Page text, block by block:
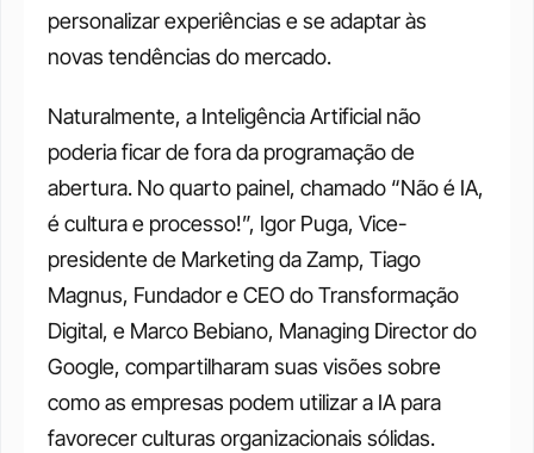
personalizar experiências e se adaptar às
novas tendências do mercado.
Naturalmente, a Inteligência Artificial não
poderia ficar de fora da programação de
abertura. No quarto painel, chamado “Não é IA,
é cultura e processo!”, Igor Puga, Vice-
presidente de Marketing da Zamp, Tiago
Magnus, Fundador e CEO do Transformação
Digital, e Marco Bebiano, Managing Director do
Google, compartilharam suas visões sobre
como as empresas podem utilizar a IA para
favorecer culturas organizacionais sólidas.